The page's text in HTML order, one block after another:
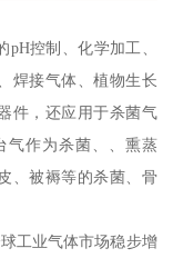
控制、化学加工、
焊接气体、植物生长
件，还应用于杀菌气
气作为杀菌、、熏蒸
、被褥等的杀菌、骨
工业气体市场稳步增